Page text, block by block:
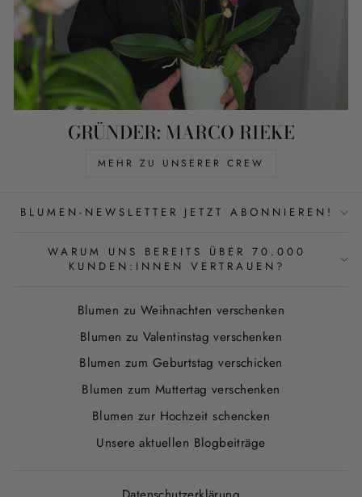
GRÜNDER: MARCO RIEKE
MEHR ZU UNSERER CREW
BLUMEN-NEWSLETTER JETZT ABONNIEREN!
WARUM UNS BEREITS ÜBER 70.000
KUNDEN:INNEN VERTRAUEN?
Blumen zu Weihnachten verschenken
Blumen zu Valentinstag verschenken
Blumen zum Geburtstag verschicken
Blumen zum Muttertag verschenken
Blumen zur Hochzeit schencken
Unsere aktuellen Blogbeiträge